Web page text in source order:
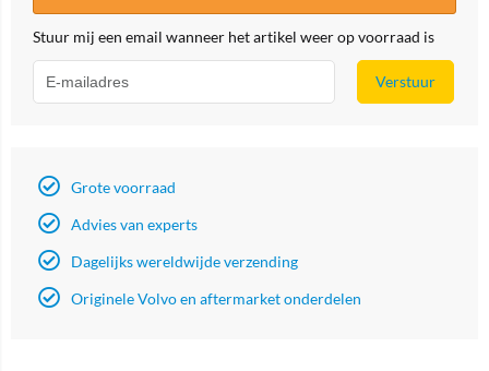
Stuur mij een email wanneer het artikel weer op voorraad is
Verstuur
Grote voorraad
Advies van experts
Dagelijks wereldwijde verzending
Originele Volvo en aftermarket onderdelen